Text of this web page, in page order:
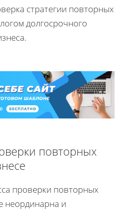
стратегии повторных
долгосрочного
повторных
проверки повторных
неординарна и